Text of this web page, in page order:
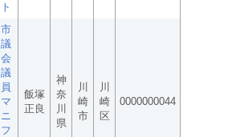
ト
市
議
会
議
員
マ
ニ
フ
飯塚
正良
神
奈
川
県
川
崎
市
川
崎
区
0000000044